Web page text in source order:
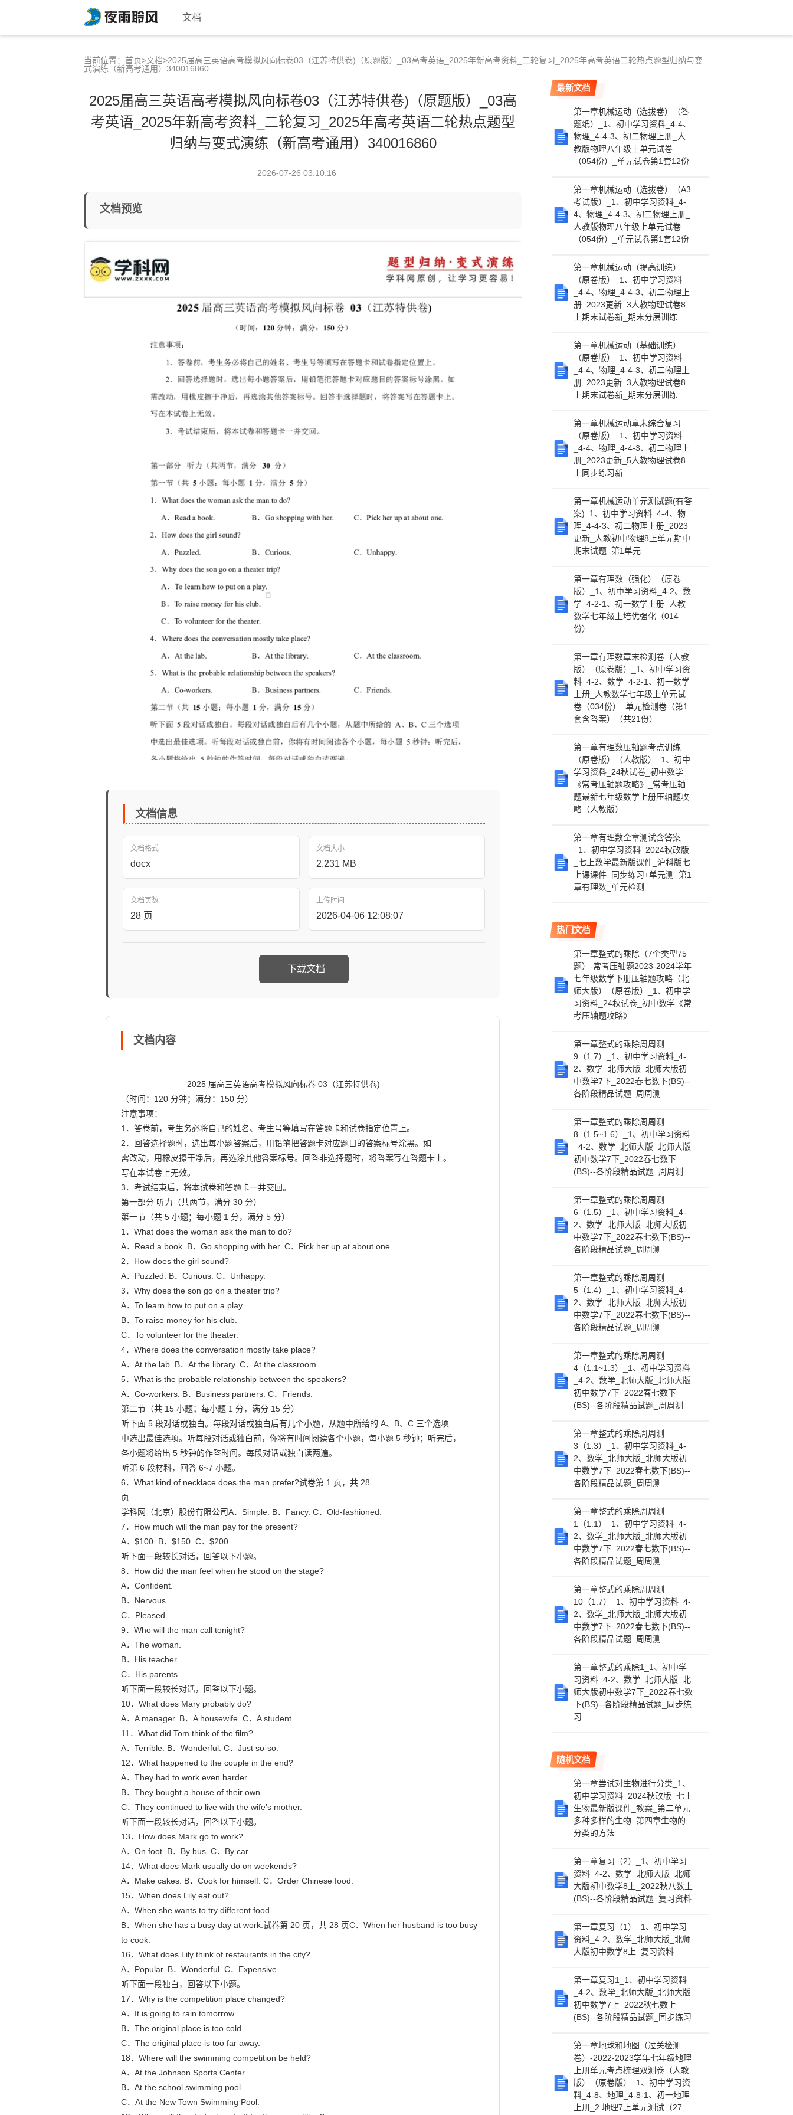
文档
当前位置： 首页>文档>2025届高三英语高考模拟风向标卷03（江苏特供卷)（原题版）_03高考英语_2025年新高考资料_二轮复习_2025年高考英语二轮热点题型归纳与变
式演练（新高考通用）340016860
2025届高三英语高考模拟风向标卷03（江苏特供卷)（原题版）_03高
考英语_2025年新高考资料_二轮复习_2025年高考英语二轮热点题型
归纳与变式演练（新高考通用）340016860
2026-07-26 03:10:16
文档预览
文档信息
文档格式
docx
文档大小
2.231 MB
文档页数
28 页
上传时间
2026-04-06 12:08:07
下载文档
文档内容
最新文档
第一章机械运动（选拔卷）（答
题纸）_1、初中学习资料_4-4、
物理_4-4-3、初二物理上册_人
教版物理八年级上单元试卷
（054份）_单元试卷第1套12份
第一章机械运动（选拔卷）（A3
考试版）_1、初中学习资料_4-
4、物理_4-4-3、初二物理上册_
人教版物理八年级上单元试卷
（054份）_单元试卷第1套12份
第一章机械运动（提高训练）
（原卷版）_1、初中学习资料
_4-4、物理_4-4-3、初二物理上
册_2023更新_3人教物理试卷8
上期末试卷新_期末分层训练
第一章机械运动（基础训练）
（原卷版）_1、初中学习资料
_4-4、物理_4-4-3、初二物理上
册_2023更新_3人教物理试卷8
上期末试卷新_期末分层训练
第一章机械运动章末综合复习
（原卷版）_1、初中学习资料
_4-4、物理_4-4-3、初二物理上
册_2023更新_5人教物理试卷8
上同步练习新
第一章机械运动单元测试题(有答
案)_1、初中学习资料_4-4、物
理_4-4-3、初二物理上册_2023
更新_人教初中物理8上单元期中
期末试题_第1单元
第一章有理数（强化）（原卷
版）_1、初中学习资料_4-2、数
学_4-2-1、初一数学上册_人教
数学七年级上培优强化（014
份）
第一章有理数章末检测卷（人教
版）（原卷版）_1、初中学习资
料_4-2、数学_4-2-1、初一数学
上册_人教数学七年级上单元试
卷（034份）_单元检测卷（第1
套含答案）（共21份）
第一章有理数压轴题考点训练
（原卷版）（人教版）_1、初中
学习资料_24秋试卷_初中数学
《常考压轴题攻略》_常考压轴
题最新七年级数学上册压轴题攻
略（人教版）
第一章有理数全章测试含答案
_1、初中学习资料_2024秋改版
_七上数学最新版课件_沪科版七
上课课件_同步练习+单元测_第1
章有理数_单元检测
热门文档
第一章整式的乘除（7个类型75
题）-常考压轴题2023-2024学年
七年级数学下册压轴题攻略（北
师大版）（原卷版）_1、初中学
习资料_24秋试卷_初中数学《常
考压轴题攻略》
第一章整式的乘除周周测
9（1.7）_1、初中学习资料_4-
2、数学_北师大版_北师大版初
中数学7下_2022春七数下(BS)--
各阶段精品试题_周周测
第一章整式的乘除周周测
8（1.5~1.6）_1、初中学习资料
_4-2、数学_北师大版_北师大版
初中数学7下_2022春七数下
(BS)--各阶段精品试题_周周测
第一章整式的乘除周周测
6（1.5）_1、初中学习资料_4-
2、数学_北师大版_北师大版初
中数学7下_2022春七数下(BS)--
各阶段精品试题_周周测
第一章整式的乘除周周测
5（1.4）_1、初中学习资料_4-
2、数学_北师大版_北师大版初
中数学7下_2022春七数下(BS)--
各阶段精品试题_周周测
第一章整式的乘除周周测
4（1.1~1.3）_1、初中学习资料
_4-2、数学_北师大版_北师大版
初中数学7下_2022春七数下
(BS)--各阶段精品试题_周周测
第一章整式的乘除周周测
3（1.3）_1、初中学习资料_4-
2、数学_北师大版_北师大版初
中数学7下_2022春七数下(BS)--
各阶段精品试题_周周测
第一章整式的乘除周周测
1（1.1）_1、初中学习资料_4-
2、数学_北师大版_北师大版初
中数学7下_2022春七数下(BS)--
各阶段精品试题_周周测
第一章整式的乘除周周测
10（1.7）_1、初中学习资料_4-
2、数学_北师大版_北师大版初
中数学7下_2022春七数下(BS)--
各阶段精品试题_周周测
第一章整式的乘除1_1、初中学
习资料_4-2、数学_北师大版_北
师大版初中数学7下_2022春七数
下(BS)--各阶段精品试题_同步练
习
随机文档
第一章尝试对生物进行分类_1、
初中学习资料_2024秋改版_七上
生物最新版课件_教案_第二单元
多种多样的生物_第四章生物的
分类的方法
第一章复习（2）_1、初中学习
资料_4-2、数学_北师大版_北师
大版初中数学8上_2022秋八数上
(BS)--各阶段精品试题_复习资料
第一章复习（1）_1、初中学习
资料_4-2、数学_北师大版_北师
大版初中数学8上_复习资料
第一章复习1_1、初中学习资料
_4-2、数学_北师大版_北师大版
初中数学7上_2022秋七数上
(BS)--各阶段精品试题_同步练习
第一章地球和地图（过关检测
卷）-2022-2023学年七年级地理
上册单元考点梳理双测卷（人教
版）（原卷版）_1、初中学习资
料_4-8、地理_4-8-1、初一地理
上册_2.地理7上单元测试（27